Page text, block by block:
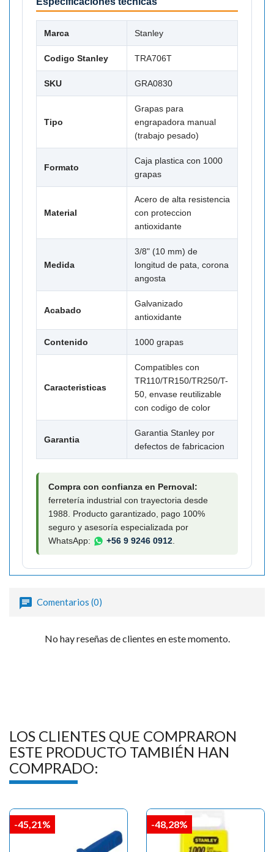
Marca Stanley
Codigo Stanley TRA706T
SKU GRA0830
Tipo
Grapas para
engrapadora manual
(trabajo pesado)
Formato
Caja plastica con 1000
grapas
Material
Acero de alta resistencia
con proteccion
antioxidante
Medida
3/8" (10 mm) de
longitud de pata, corona
angosta
Acabado
Galvanizado
antioxidante
Contenido 1000 grapas
Caracteristicas
Compatibles con
TR110/TR150/TR250/T-
50, envase reutilizable
con codigo de color
Garantia
Garantia Stanley por
defectos de fabricacion
Compra con confianza en Pernoval:
ferretería industrial con trayectoria desde
1988. Producto garantizado, pago 100%
seguro y asesoría especializada por
WhatsApp:
+56 9 9246 0912
Comentarios (0)
No hay reseñas de clientes en este momento.
LOS CLIENTES QUE COMPRARON
ESTE PRODUCTO TAMBIÉN HAN
COMPRADO:
-45,21% -48,28%